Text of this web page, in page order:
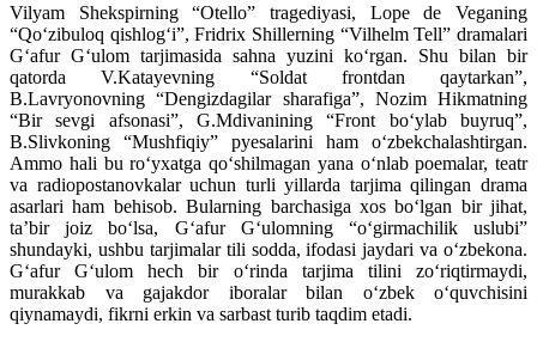
Vilyam Shekspirning “Otello” tragediyasi, Lope de Veganing
“Qo‘zibuloq qishlog‘i”, Fridrix Shillerning “Vilhelm Tell” dramalari
G‘afur G‘ulom tarjimasida sahna yuzini ko‘rgan. Shu bilan bir
qatorda V.Katayevning “Soldat frontdan qaytarkan”,
B.Lavryonovning “Dengizdagilar sharafiga”, Nozim Hikmatning
“Bir sevgi afsonasi”, G.Mdivanining “Front bo‘ylab buyruq”,
B.Slivkoning “Mushfiqiy” pyesalarini ham o‘zbekchalashtirgan.
Ammo hali bu ro‘yxatga qo‘shilmagan yana o‘nlab poemalar, teatr
va radiopostanovkalar uchun turli yillarda tarjima qilingan drama
asarlari ham behisob. Bularning barchasiga xos bo‘lgan bir jihat,
ta’bir joiz bo‘lsa, G‘afur G‘ulomning “o‘girmachilik uslubi”
shundayki, ushbu tarjimalar tili sodda, ifodasi jaydari va o‘zbekona.
G‘afur G‘ulom hech bir o‘rinda tarjima tilini zo‘riqtirmaydi,
murakkab va gajakdor iboralar bilan o‘zbek o‘quvchisini
qiynamaydi, fikrni erkin va sarbast turib taqdim etadi.